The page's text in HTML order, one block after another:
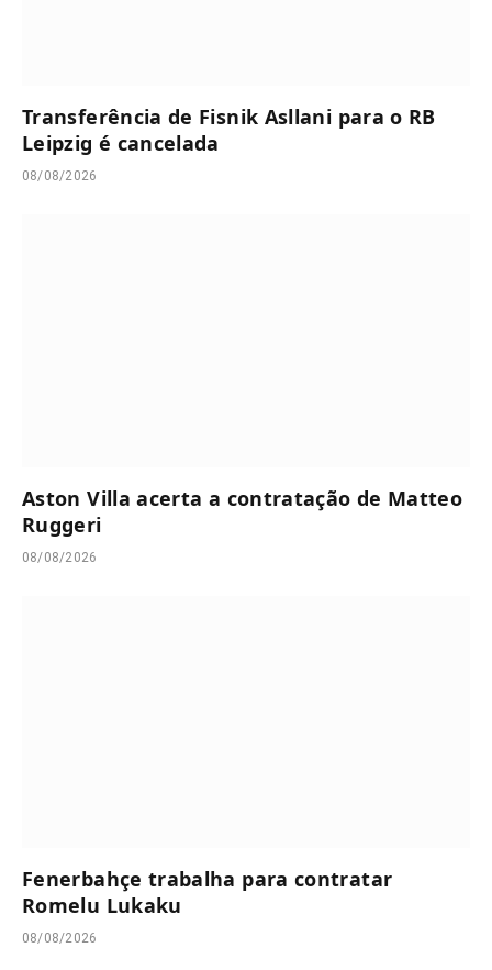
Transferência de Fisnik Asllani para o RB
Leipzig é cancelada
08/08/2026
Aston Villa acerta a contratação de Matteo
Ruggeri
08/08/2026
Fenerbahçe trabalha para contratar
Romelu Lukaku
08/08/2026